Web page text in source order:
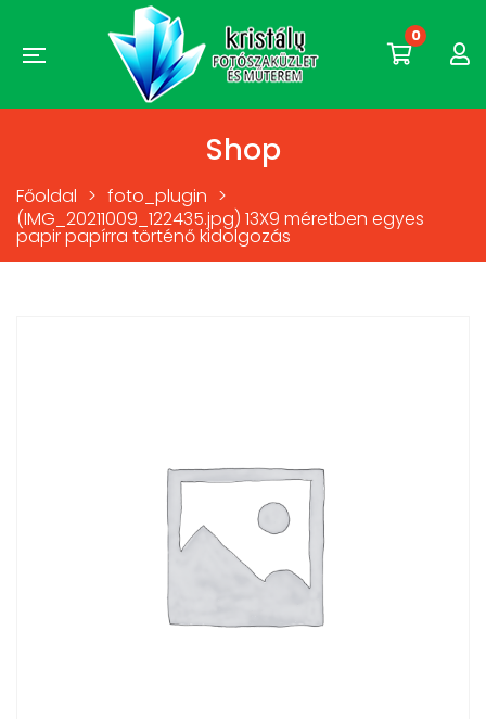
0
Shop
Főoldal > foto_plugin >
(IMG_20211009_122435.jpg) 13X9 méretben egyes
papir papírra történő kidolgozás